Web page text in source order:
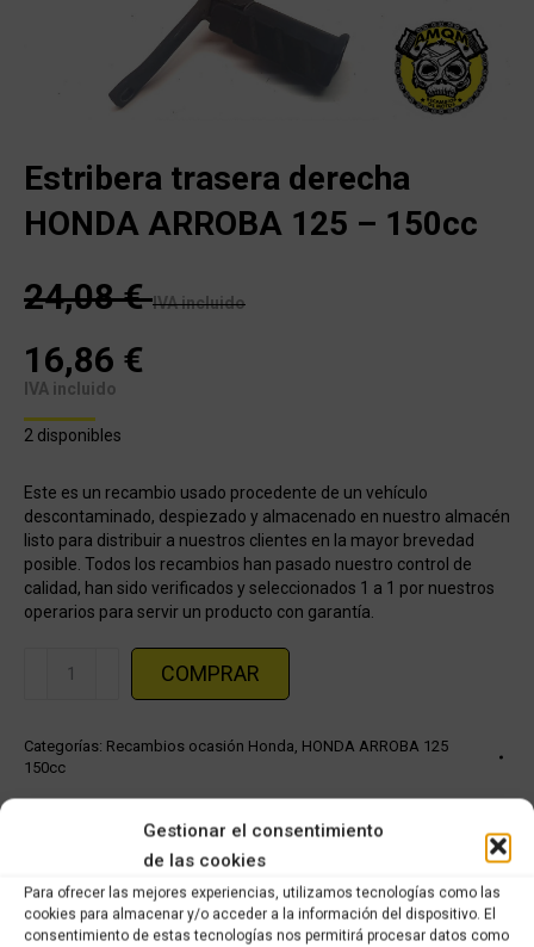
Gestionar el consentimiento
de las cookies
Para ofrecer las mejores experiencias, utilizamos tecnologías como las
cookies para almacenar y/o acceder a la información del dispositivo. El
consentimiento de estas tecnologías nos permitirá procesar datos como
Estribera trasera derecha
HONDA ARROBA 125 – 150cc
24,08€ IVA incluido
16,86 €
IVA incluido
2 disponibles
Este es un recambio usado procedente de un vehículo
descontaminado, despiezado y almacenado en nuestro almacén
listo para distribuir a nuestros clientes en la mayor brevedad
posible. Todos los recambios han pasado nuestro control de
calidad, han sido verificados y seleccionados 1 a 1 por nuestros
operarios para servir un producto con garantía.
Estribera
HONDA
cantidad
COMPRAR
Categorías: Recambios ocasión Honda, HONDA ARROBA 125
150cc
Share this product
Share
on
Share
on
Share
on
Share
on